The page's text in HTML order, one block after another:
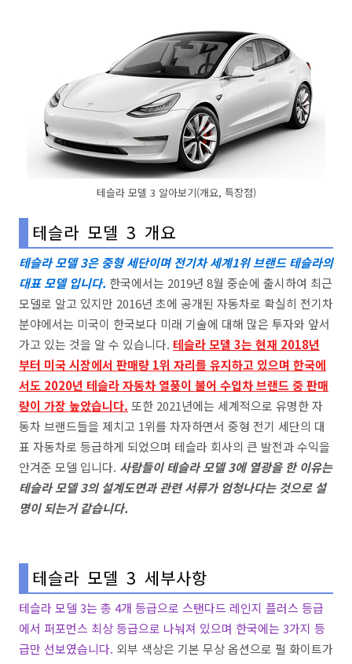
테슬라 모델 3 알아보기(개요, 특장점)
테슬라 모델 3 개요
테슬라 모델 3은 중형 세단이며 전기차 세계1위 브랜드 테슬라의
대표 모델 입니다. 한국에서는 2019년 8월 중순에 출시하여 최근
모델로 알고 있지만 2016년 초에 공개된 자동차로 확실히 전기차
분야에서는 미국이 한국보다 미래 기술에 대해 많은 투자와 앞서
가고 있는 것을 알 수 있습니다. 테슬라 모델 3는 현재 2018년
부터 미국 시장에서 판매량 1위 자리를 유지하고 있으며 한국에
서도 2020년 테슬라 자동차 열풍이 불어 수입차 브랜드 중 판매
량이 가장 높았습니다. 또한 2021년에는 세계적으로 유명한 자
동차 브랜드들을 제치고 1위를 차자하면서 중형 전기 세단의 대
표 자동차로 등급하게 되었으며 테슬라 회사의 큰 발전과 수익을
안겨준 모델 입니다. 사람들이 테슬라 모델 3에 열광을 한 이유는
테슬라 모델 3의 설계도면과 관련 서류가 엄청나다는 것으로 설
명이 되는거 같습니다.
테슬라 모델 3 세부사항
테슬라 모델 3는 총 4개 등급으로 스탠다드 레인지 플러스 등급
에서 퍼포먼스 최상 등급으로 나눠져 있으며 한국에는 3가지 등
급만 선보였습니다. 외부 색상은 기본 무상 옵션으로 펄 화이트가